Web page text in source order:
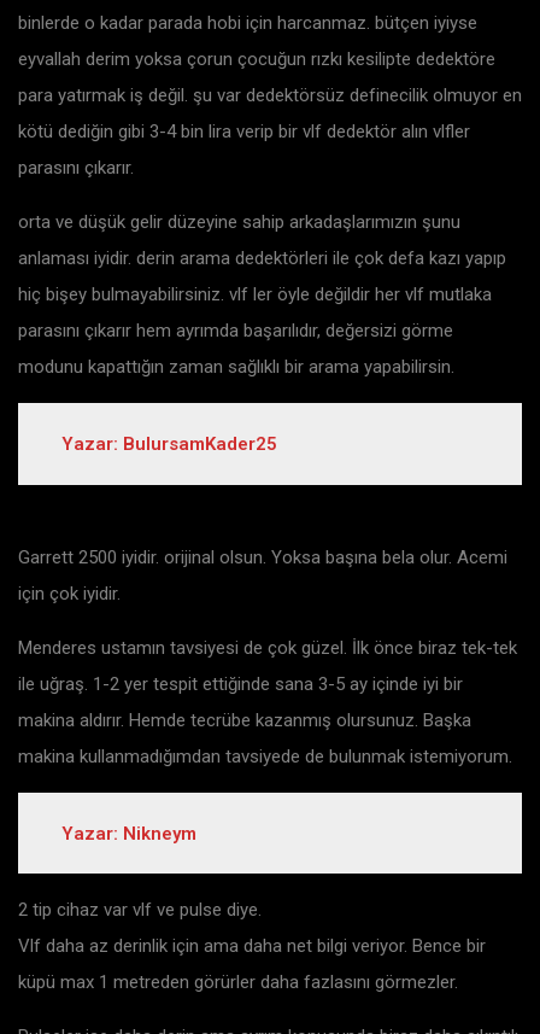
binlerde o kadar parada hobi için harcanmaz. bütçen iyiyse
eyvallah derim yoksa çorun çocuğun rızkı kesilipte dedektöre
para yatırmak iş değil. şu var dedektörsüz definecilik olmuyor en
kötü dediğin gibi 3-4 bin lira verip bir vlf dedektör alın vlfler
parasını çıkarır.
orta ve düşük gelir düzeyine sahip arkadaşlarımızın şunu
anlaması iyidir. derin arama dedektörleri ile çok defa kazı yapıp
hiç bişey bulmayabilirsiniz. vlf ler öyle değildir her vlf mutlaka
parasını çıkarır hem ayrımda başarılıdır, değersizi görme
modunu kapattığın zaman sağlıklı bir arama yapabilirsin.
Yazar: BulursamKader25
Garrett 2500 iyidir. orijinal olsun. Yoksa başına bela olur. Acemi
için çok iyidir.
Menderes ustamın tavsiyesi de çok güzel. İlk önce biraz tek-tek
ile uğraş. 1-2 yer tespit ettiğinde sana 3-5 ay içinde iyi bir
makina aldırır. Hemde tecrübe kazanmış olursunuz. Başka
makina kullanmadığımdan tavsiyede de bulunmak istemiyorum.
Yazar: Nikneym
2 tip cihaz var vlf ve pulse diye.
Vlf daha az derinlik için ama daha net bilgi veriyor. Bence bir
küpü max 1 metreden görürler daha fazlasını görmezler.